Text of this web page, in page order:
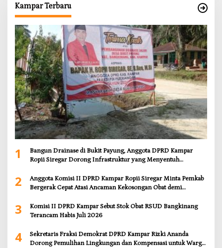
Kampar Terbaru
1
Bangun Drainase di Bukit Payung, Anggota DPRD Kampar
Ropii Siregar Dorong Infrastruktur yang Menyentuh
2
Anggota Komisi II DPRD Kampar Ropii Siregar Minta Pemkab
Bergerak Cepat Atasi Ancaman Kekosongan Obat demi
3
Komisi II DPRD Kampar Sebut Stok Obat RSUD Bangkinang
Terancam Habis Juli 2026
4
Sekretaris Fraksi Demokrat DPRD Kampar Rizki Ananda
Dorong Pemulihan Lingkungan dan Kompensasi untuk Warga